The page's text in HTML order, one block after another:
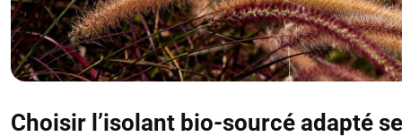
Choisir l’isolant bio-sourcé adapté